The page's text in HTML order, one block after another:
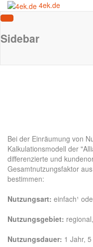
4ek.de
Sidebar
Bei der Einräumung von
Kalkulationsmodell der
differenzierte und
Gesamtnutzungsfaktor
bestimmen:
Nutzungsart: einfach¹
Nutzungsgebiet:
Nutzungsdauer: 1 Jahr,